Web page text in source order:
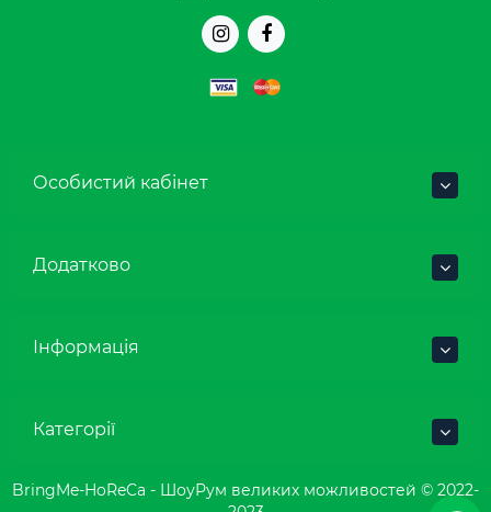
Особистий кабінет
Додатково
Інформація
Категорії
BringMe-HoReCa - ШоуРум великих можливостей © 2022-